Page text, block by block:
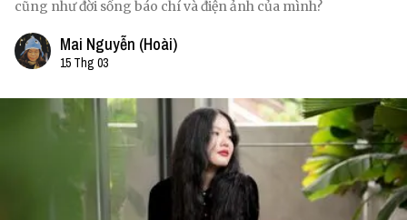
cũng như đời sống báo chí và điện ảnh của mình?
Mai Nguyễn (Hoài)
15 Thg 03